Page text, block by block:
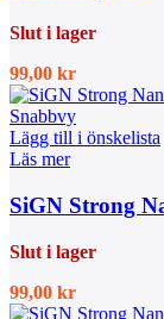
Slut i lager
99,00 kr
Snabbvy
Lägg till i önskelista
Läs mer
SiGN Strong
Slut i lager
99,00 kr